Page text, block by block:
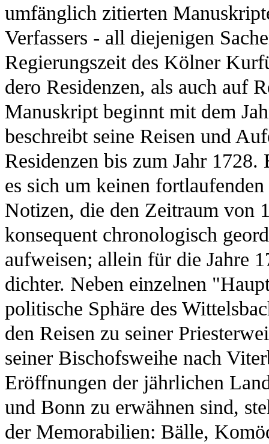
umfänglich zitierten
Verfassers - all diejenigen
Regierungszeit des Kölner
dero Residenzen, als auch auf
Manuskript beginnt mit dem
beschreibt seine Reisen und
Residenzen bis zum Jahr
es sich um keinen
Notizen, die den Zeitraum von
konsequent chronologisch
aufweisen; allein für die Jahre
dichter. Neben einzelnen
politische Sphäre des
den Reisen zu seiner
seiner Bischofsweihe nach
Eröffnungen der jährlichen
und Bonn zu erwähnen sind,
der Memorabilien: Bälle,